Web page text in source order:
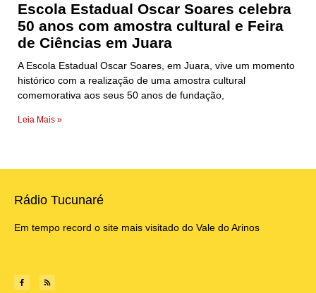
Escola Estadual Oscar Soares celebra
50 anos com amostra cultural e Feira
de Ciências em Juara
A Escola Estadual Oscar Soares, em Juara, vive um momento
histórico com a realização de uma amostra cultural
comemorativa aos seus 50 anos de fundação,
Leia Mais »
Rádio Tucunaré
Em tempo record o site mais visitado do Vale do Arinos